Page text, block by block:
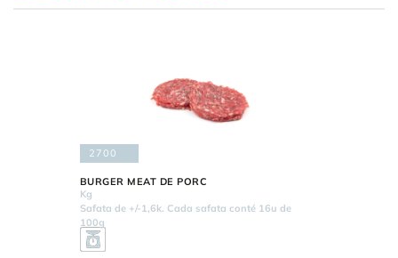
2700
BURGER MEAT DE PORC
Kg
Safata de +/-1,6k. Cada safata conté 16u de
100g